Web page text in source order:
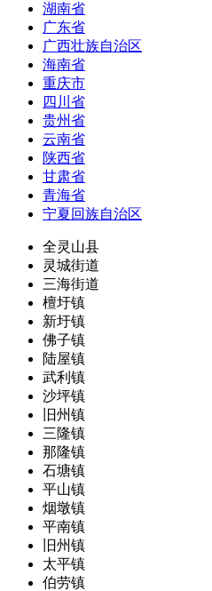
湖南省
广东省
广西壮族自治区
海南省
重庆市
四川省
贵州省
云南省
陕西省
甘肃省
青海省
宁夏回族自治区
全灵山县
灵城街道
三海街道
檀圩镇
新圩镇
佛子镇
陆屋镇
武利镇
沙坪镇
旧州镇
三隆镇
那隆镇
石塘镇
平山镇
烟墩镇
平南镇
旧州镇
太平镇
伯劳镇